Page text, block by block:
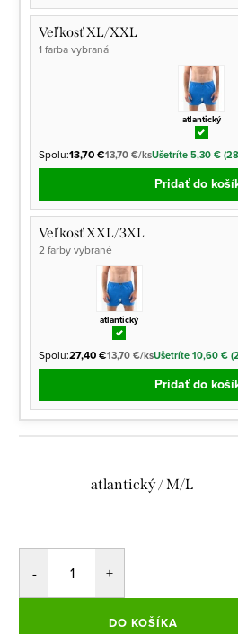
Veľkosť XL/XXL
1 farba vybraná
atlantický
Spolu:13,70 €13,70 €/ksUšetríte 5,30 €
Pridať do
Veľkosť XXL/3XL
2 farby vybrané
atlantický
Spolu:27,40 €13,70 €/ksUšetríte 10,60 €
Pridať do
atlantický / M/L
DO KOŠÍKA